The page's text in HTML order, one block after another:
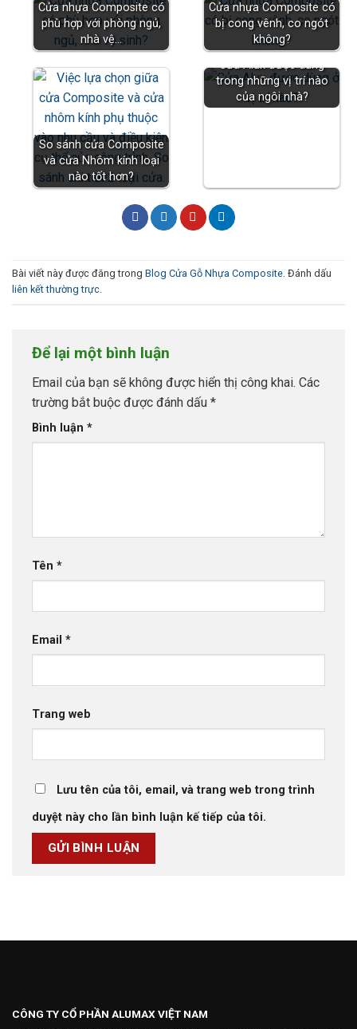
Cửa nhựa Composite có
phù hợp với phòng ngủ,
nhà vệ…
Cửa nhựa Composite có
bị cong vênh, co ngót
không?
So sánh cửa Composite
và cửa Nhôm kính loại
nào tốt hơn?
Cửa Alux được dùng
trong những vị trí nào
của ngôi nhà?
Bài viết này được đăng trong Blog Cửa Gỗ Nhựa Composite. Đánh dấu
liên kết thường trực.
Để lại một bình luận
Email của bạn sẽ không được hiển thị công khai. Các
trường bắt buộc được đánh dấu *
Bình luận *
Tên *
Email *
Trang web
Lưu tên của tôi, email, và trang web trong trình
duyệt này cho lần bình luận kế tiếp của tôi.
CÔNG TY CỔ PHẦN ALUMAX VIỆT NAM